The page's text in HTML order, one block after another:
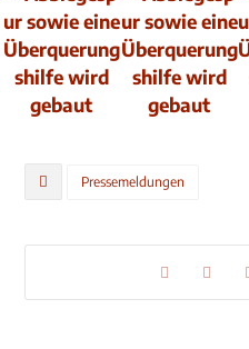
Pressemeldungen